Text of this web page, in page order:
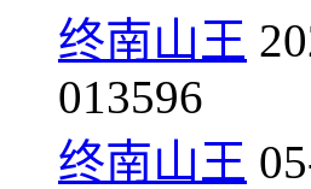
终南山王
013596
终南山王